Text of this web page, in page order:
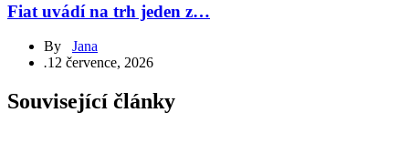
Fiat uvádí na trh jeden z…
By Jana
.12 července, 2026
Související články